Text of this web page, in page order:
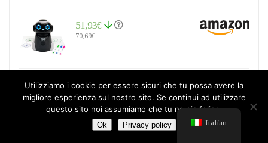
51,93€
70,69€
44,70€
62,36€
Italian
Utilizziamo i cookie per essere sicuri che tu possa avere la
migliore esperienza sul nostro sito. Se continui ad utilizzare
questo sito noi assumiamo che tu ne sia felice.
Ok Privacy policy